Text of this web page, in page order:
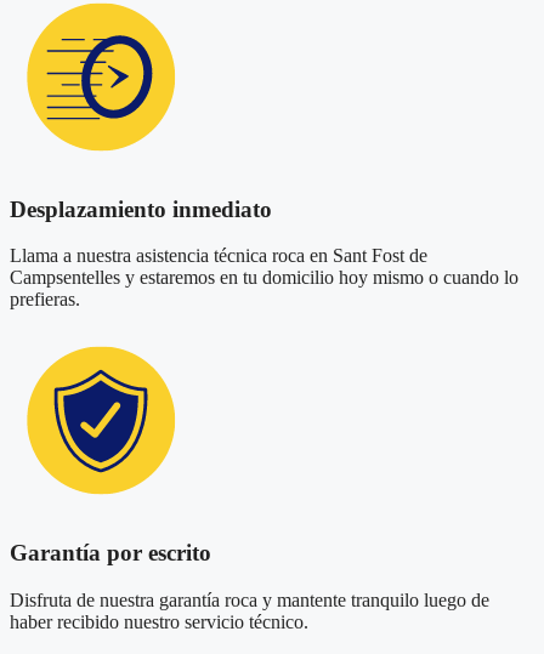
Desplazamiento inmediato
Llama a nuestra asistencia técnica roca en Sant Fost de
Campsentelles y estaremos en tu domicilio hoy mismo o cuando lo
prefieras.
Garantía por escrito
Disfruta de nuestra garantía roca y mantente tranquilo luego de
haber recibido nuestro servicio técnico.